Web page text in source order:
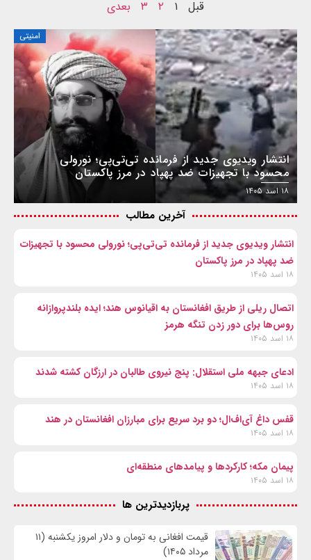
قبل ۱ ۲ ۳ بعدی
امنیتی
انتشار ویدیوی جدید از فرمانده تی‌تی‌پی؛ نورولی
محسود با تجهیزات ضد پهپاد در مرز پاکستان
۱۸ اسد ۱۴۰۵
آخرین مطالب
انتشار ویدیوی جدید از فرمانده تی‌تی‌پی؛ نورولی محسود با تجهیزات
ضد پهپاد در مرز پاکستان
۱۸ اسد ۱۴۰۵
اتصال ریلی از طریق افغانستان به اقیانوس هند؛ ایده بلندپروازانه
روس‌ها برای دور زدن تنگه هرمز
۱۸ اسد ۱۴۰۵
ادعای جبهه ملی استقلال: پنج نیروی طالبان در ارزگان کشته شدند
۱۸ اسد ۱۴۰۵
قفس داغ آی‌اف‌ال؛ دو برد سریع برای مبارزان افغانستان در هند
۱۸ اسد ۱۴۰۵
پیمان مکه؛ کارکردها و پیامدهای منطقه‌ای
۱۸ اسد ۱۴۰۵
پربازدیدترین ها
قیمت افغانی به تومان و دلار امروز یکشنبه (۱۱
مرداد ۱۴۰۵)